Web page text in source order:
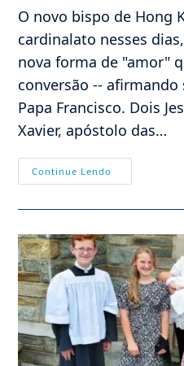
O novo bispo de Hong
cardinalato nesses
nova forma de "amor"
conversão -- afirmando
Papa Francisco. Dois
Xavier, apóstolo das…
Continue Lendo
Estranho
Que
A
Conversão
Nem
Obedece
Ao
Mandato
Divino